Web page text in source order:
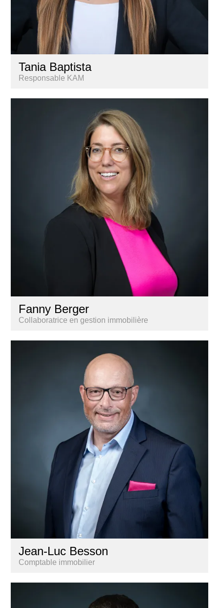
Tania Baptista
Responsable KAM
Fanny Berger
Collaboratrice en gestion immobilière
Jean-Luc Besson
Comptable immobilier